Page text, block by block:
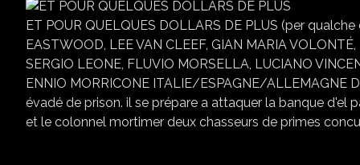
ET POUR QUELQUES DOLLARS DE PLUS (per
EASTWOOD, LEE VAN CLEEF, GIAN MARIA
SERGIO LEONE, FLUVIO MORSELLA, LUCIANO
ENNIO MORRICONE ITALIE/ESPAGNE/ALLEMAGNE
évadé de prison. il se prépare a attaquer la banque d'el
et le colonnel mortimer deux chasseurs de primes